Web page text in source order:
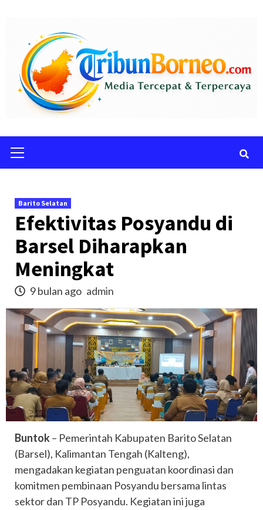
content
Menu
Barito Selatan
Efektivitas Posyandu di
Barsel Diharapkan
Meningkat
9 bulan ago admin
Buntok– Pemerintah Kabupaten Barito Selatan
(Barsel), Kalimantan Tengah (Kalteng),
mengadakan kegiatan penguatan koordinasi dan
komitmen pembinaan Posyandu bersama lintas
sektor dan TP Posyandu. Kegiatan ini juga